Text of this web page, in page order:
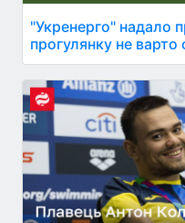
"Укренерго" надало
прогулянку не варто